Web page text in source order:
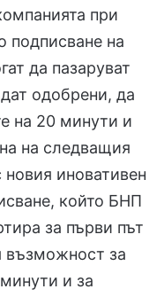
при
подписване на
да пазаруват
одобрени, да
на 20 минути и
на следващия
иновативен
който БНП
за първи път
възможност за
и за